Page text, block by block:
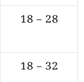
18 – 28
18 – 32